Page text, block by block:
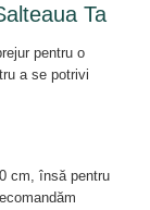
Ta
pentru o
a se potrivi
cm, însă pentru